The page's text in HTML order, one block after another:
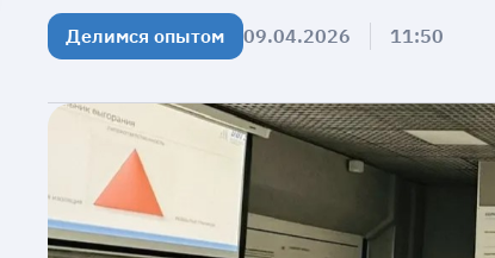
Делимся опытом 09.04.2026 11:50